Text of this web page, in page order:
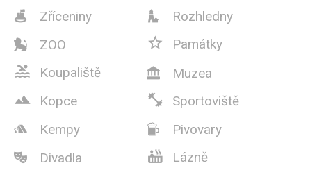
 Zříceniny  Rozhledny
 ZOO  Památky
 Koupaliště  Muzea
 Kopce  Sportoviště
 Kempy  Pivovary
 Divadla  Lázně